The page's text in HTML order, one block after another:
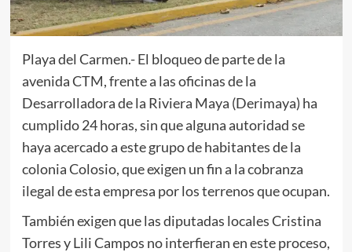
Playa del Carmen.- El bloqueo de parte de la
avenida CTM, frente a las oficinas de la
Desarrolladora de la Riviera Maya (Derimaya) ha
cumplido 24 horas, sin que alguna autoridad se
haya acercado a este grupo de habitantes de la
colonia Colosio, que exigen un fin a la cobranza
ilegal de esta empresa por los terrenos que ocupan.
También exigen que las diputadas locales Cristina
Torres y Lili Campos no interfieran en este proceso,